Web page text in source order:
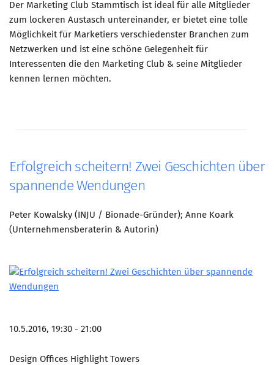
Der Marketing Club Stammtisch ist ideal für alle Mitglieder
zum lockeren Austasch untereinander, er bietet eine tolle
Möglichkeit für Marketiers verschiedenster Branchen zum
Netzwerken und ist eine schöne Gelegenheit für
Interessenten die den Marketing Club & seine Mitglieder
kennen lernen möchten.
Erfolgreich scheitern! Zwei Geschichten über
spannende Wendungen
Peter Kowalsky (INJU / Bionade-Gründer); Anne Koark
(Unternehmensberaterin & Autorin)
10.5.2016, 19:30 - 21:00
Design Offices Highlight Towers